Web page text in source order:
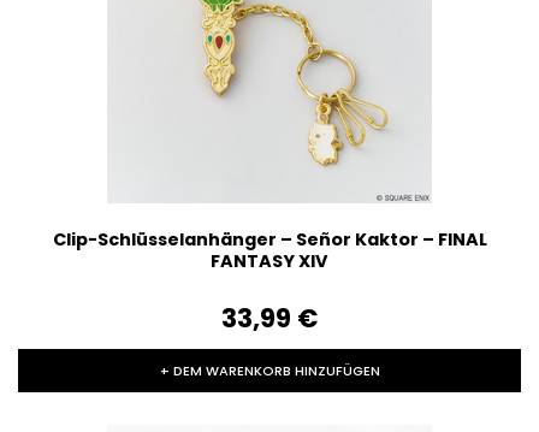
Clip-Schlüsselanhänger – Señor Kaktor – FINAL
FANTASY XIV
33,99‎ ‎€
+ DEM WARENKORB HINZUFÜGEN